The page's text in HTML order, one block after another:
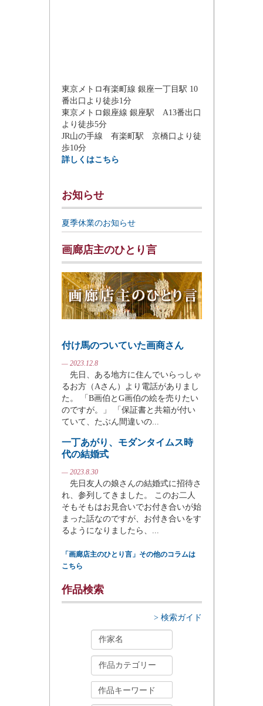
東京メトロ有楽町線 銀座一丁目駅 10
番出口より徒歩1分
東京メトロ銀座線 銀座駅 A13番出口
より徒歩5分
JR山の手線 有楽町駅 京橋口より徒
歩10分
詳しくはこちら
お知らせ
夏季休業のお知らせ
画廊店主のひとり言
付け馬のついていた画商さん
— 2023.12.8
先日、ある地方に住んでいらっしゃ
るお方（Aさん）より電話がありまし
た。 「B画伯とG画伯の絵を売りたい
のですが。」 「保証書と共箱が付い
ていて、たぶん間違いの...
一丁あがり、モダンタイムス時
代の結婚式
— 2023.8.30
先日友人の娘さんの結婚式に招待さ
れ、参列してきました。 このお二人
そもそもはお見合いでお付き合いが始
まった話なのですが、お付き合いをす
るようになりましたら、...
「画廊店主のひとり言」その他のコラムは
こちら
作品検索
> 検索ガイド